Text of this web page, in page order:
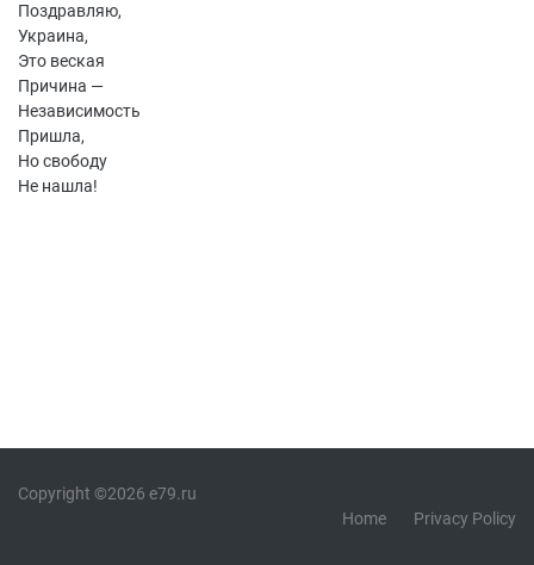
Поздравляю,
Украина,
Это веская
Причина —
Независимость
Пришла,
Но свободу
Не нашла!
Copyright ©2026 e79.ru
Home
Privacy Policy